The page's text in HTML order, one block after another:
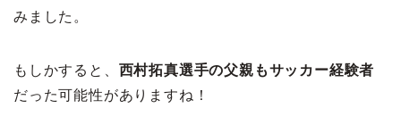
みました。
もしかすると、 西村拓真選手の父親もサッカー経験者
だった可能性がありますね！